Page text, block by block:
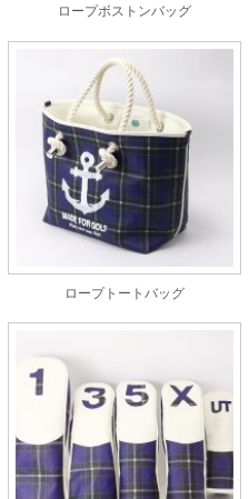
ロープボストンバッグ
ロープトートバッグ